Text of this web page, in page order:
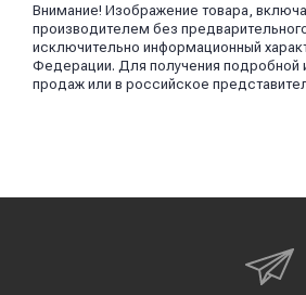
Внимание! Изображение товара,
производителем без
исключительно информационный
Федерации. Для получения подробной
продаж или в российское